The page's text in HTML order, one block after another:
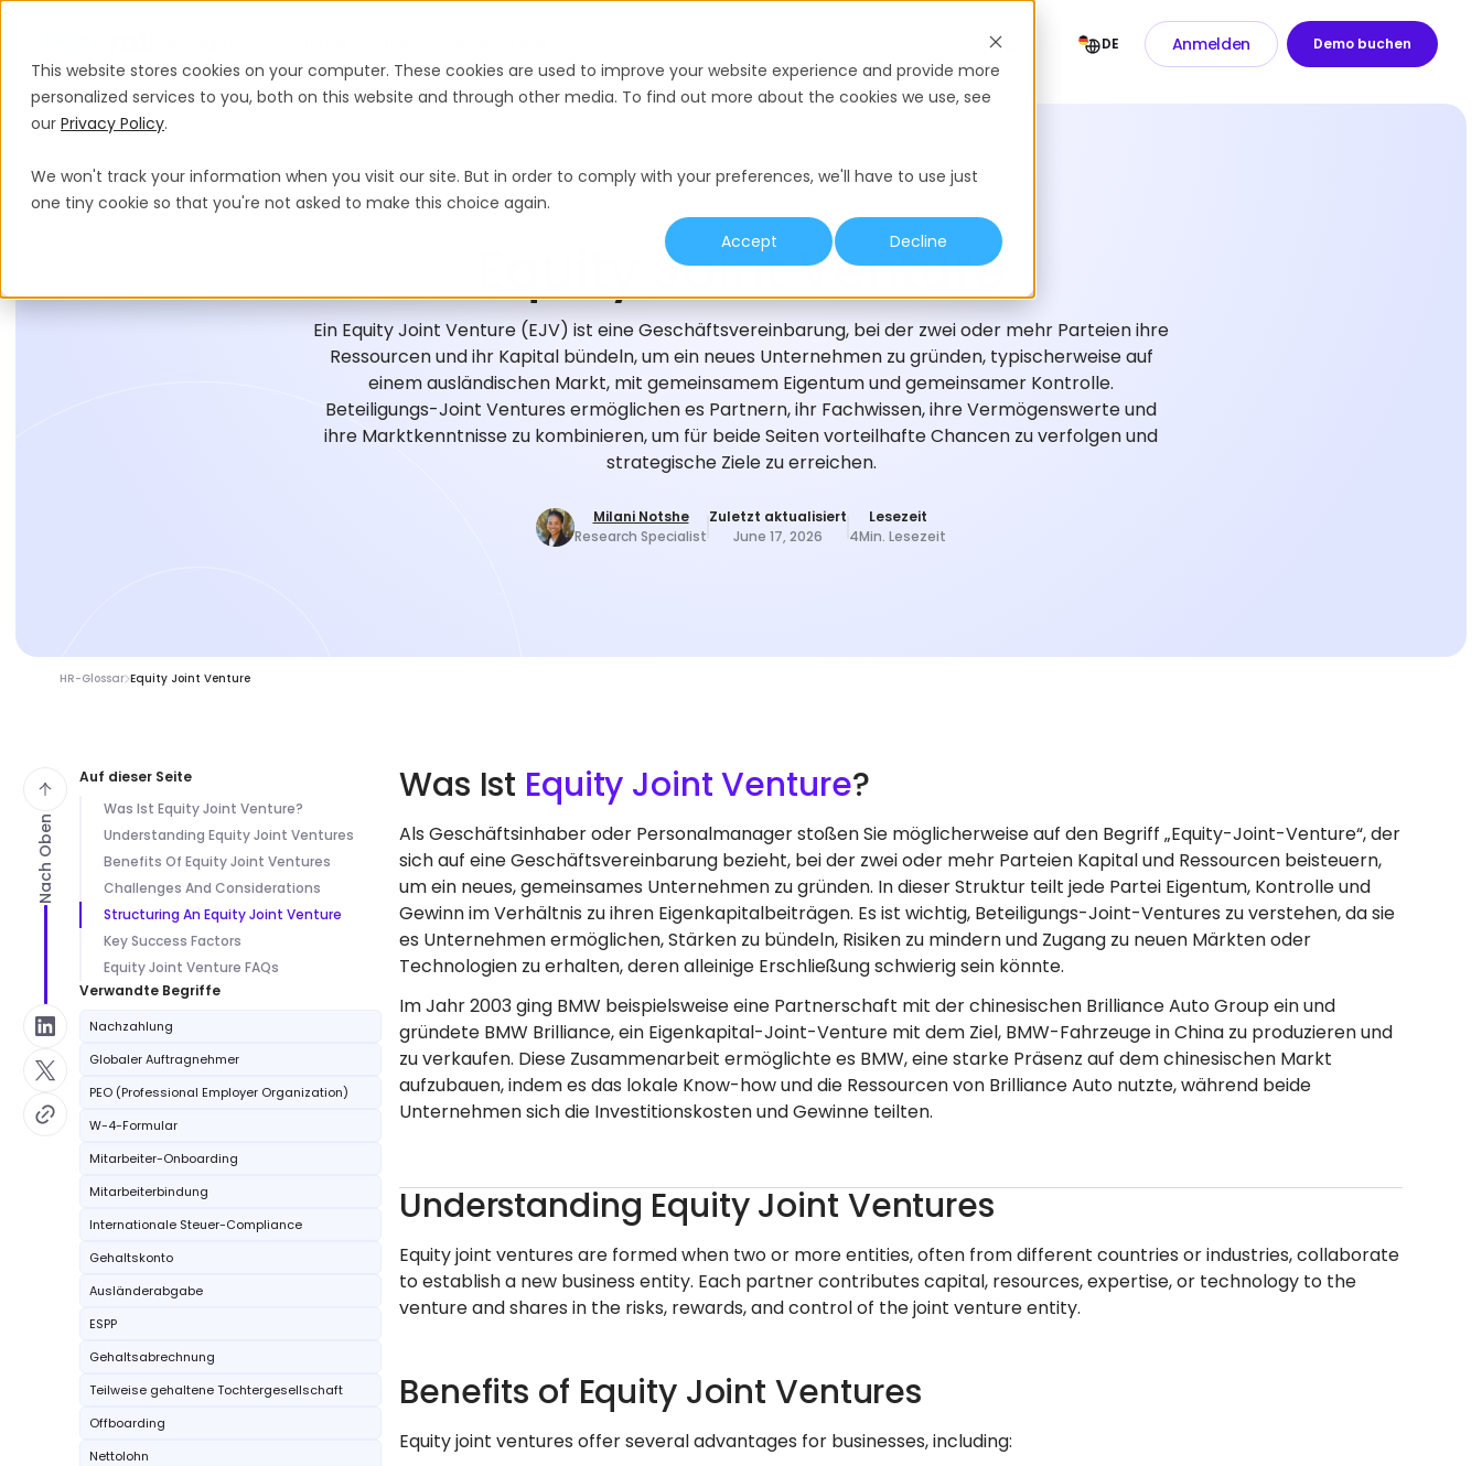
This website stores cookies on your computer. These cookies are used to improve your website experience and provide more
personalized services to you, both on this website and through other media. To find out more about the cookies we use, see
our Privacy Policy.
We won't track your information when you visit our site. But in order to comply with your preferences, we'll have to use just
one tiny cookie so that you're not asked to make this choice again.
Accept
Decline
DE Anmelden Demo buchen
EINSTELLUNGS-GLOSSAR
Equity Joint Venture
Ein Equity Joint Venture (EJV) ist eine Geschäftsvereinbarung, bei der zwei oder mehr Parteien ihre
Ressourcen und ihr Kapital bündeln, um ein neues Unternehmen zu gründen, typischerweise auf
einem ausländischen Markt, mit gemeinsamem Eigentum und gemeinsamer Kontrolle.
Beteiligungs-Joint Ventures ermöglichen es Partnern, ihr Fachwissen, ihre Vermögenswerte und
ihre Marktkenntnisse zu kombinieren, um für beide Seiten vorteilhafte Chancen zu verfolgen und
strategische Ziele zu erreichen.
Milani Notshe
Research Specialist
Zuletzt aktualisiert
June 17, 2026
Lesezeit
4Min. Lesezeit
HR-Glossar Equity Joint Venture
Auf dieser Seite
Was Ist Equity Joint Venture?
Understanding Equity Joint Ventures
Benefits Of Equity Joint Ventures
Challenges And Considerations
Structuring An Equity Joint Venture
Key Success Factors
Equity Joint Venture FAQs
Verwandte Begriffe
Nachzahlung
Globaler Auftragnehmer
PEO (Professional Employer Organization)
W-4-Formular
Mitarbeiter-Onboarding
Mitarbeiterbindung
Internationale Steuer-Compliance
Gehaltskonto
Ausländerabgabe
ESPP
Gehaltsabrechnung
Teilweise gehaltene Tochtergesellschaft
Offboarding
Nettolohn
Was Ist Equity Joint Venture?
Als Geschäftsinhaber oder Personalmanager stoßen Sie möglicherweise auf den Begriff „Equity-Joint-Venture“, der
sich auf eine Geschäftsvereinbarung bezieht, bei der zwei oder mehr Parteien Kapital und Ressourcen beisteuern,
um ein neues, gemeinsames Unternehmen zu gründen. In dieser Struktur teilt jede Partei Eigentum, Kontrolle und
Gewinn im Verhältnis zu ihren Eigenkapitalbeiträgen. Es ist wichtig, Beteiligungs-Joint-Ventures zu verstehen, da sie
es Unternehmen ermöglichen, Stärken zu bündeln, Risiken zu mindern und Zugang zu neuen Märkten oder
Technologien zu erhalten, deren alleinige Erschließung schwierig sein könnte.
Im Jahr 2003 ging BMW beispielsweise eine Partnerschaft mit der chinesischen Brilliance Auto Group ein und
gründete BMW Brilliance, ein Eigenkapital-Joint-Venture mit dem Ziel, BMW-Fahrzeuge in China zu produzieren und
zu verkaufen. Diese Zusammenarbeit ermöglichte es BMW, eine starke Präsenz auf dem chinesischen Markt
aufzubauen, indem es das lokale Know-how und die Ressourcen von Brilliance Auto nutzte, während beide
Unternehmen sich die Investitionskosten und Gewinne teilten.
Understanding Equity Joint Ventures
Equity joint ventures are formed when two or more entities, often from different countries or industries, collaborate
to establish a new business entity. Each partner contributes capital, resources, expertise, or technology to the
venture and shares in the risks, rewards, and control of the joint venture entity.
Benefits of Equity Joint Ventures
Equity joint ventures offer several advantages for businesses, including:
Nach Oben